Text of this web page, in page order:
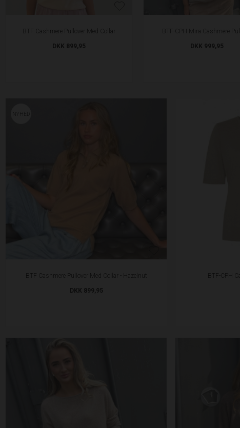
BTF Cashmere Pullover Med Collar
DKK 899,95
BTF-CPH Mira Cashmere
DKK 999,95
BTF Cashmere Pullover Med Collar - Hazelnut
DKK 899,95
BTF-CPH